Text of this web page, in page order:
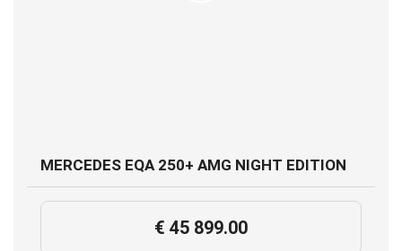
MERCEDES EQA 250+ AMG NIGHT EDITION
€ 45 899.00